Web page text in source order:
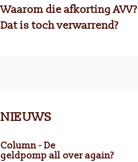
Waarom die afkorting AVV?
Dat is toch verwarrend?
NIEUWS
Column - De
geldpomp all over again?